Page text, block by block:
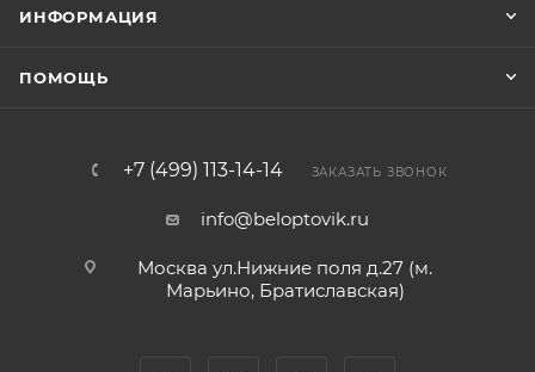
ИНФОРМАЦИЯ
ПОМОЩЬ
+7 (499) 113-14-14 ЗАКАЗАТЬ ЗВОНОК
info@beloptovik.ru
Москва ул.Нижние поля д.27 (м.
Марьино, Братиславская)